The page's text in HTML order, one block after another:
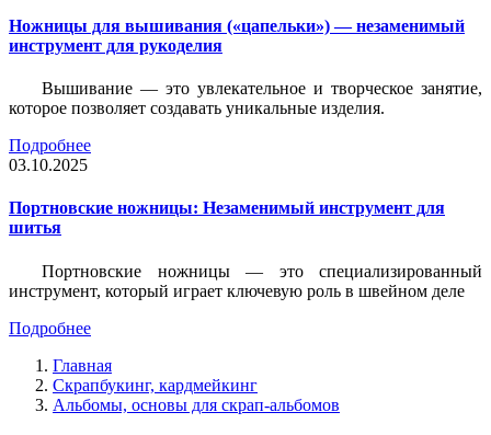
Ножницы для вышивания («цапельки») — незаменимый
инструмент для рукоделия
Вышивание — это увлекательное и творческое занятие,
которое позволяет создавать уникальные изделия.
Подробнее
03.10.2025
Портновские ножницы: Незаменимый инструмент для
шитья
Портновские ножницы — это специализированный
инструмент, который играет ключевую роль в швейном деле
Подробнее
Главная
Скрапбукинг, кардмейкинг
Альбомы, основы для скрап-альбомов